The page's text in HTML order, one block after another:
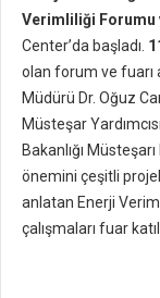
Verimliliği Forumu
Center’da başladı.
olan forum ve fuarı
Müdürü Dr. Oğuz
Müsteşar
Bakanlığı
önemini çeşitli
anlatan Enerji
çalışmaları fuar